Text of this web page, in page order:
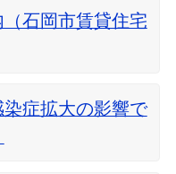
石岡市賃貸住宅
症拡大の影響で